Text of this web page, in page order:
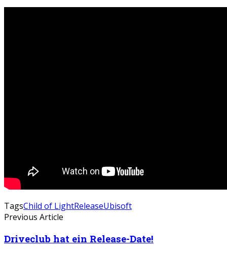
TagsChild of LightReleaseUbisoft
Previous Article
Driveclub hat ein Release-Date!